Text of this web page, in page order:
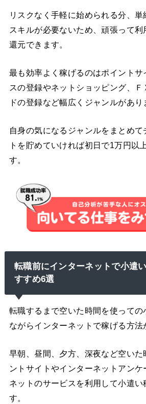
リスクなく手軽に始められる分、
スキルが必要ないため、頑張って
還元できます。
最も効率よく稼げるのはポイント
スの登録やネットショッピング、
ドの登録など幅広くジャンルがあり
自身の気になるジャンルをまとめ
トを貯めていければ初日で1万円以
す。
転職前にインターネットで小遣
すすめ6選
転職するまで空いた時間を使って
ながらインターネットで稼げる方法
早朝、昼間、夕方、深夜など空いた
ントサイトやインターネットアン
ネットのサービスを利用して小遣
す。